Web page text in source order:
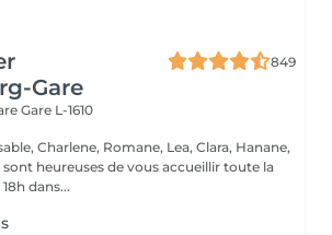
Gare
849
Gare L-1610
Charlene, Romane, Lea, Clara, Hanane,
heureuses de vous accueillir toute la
dans...